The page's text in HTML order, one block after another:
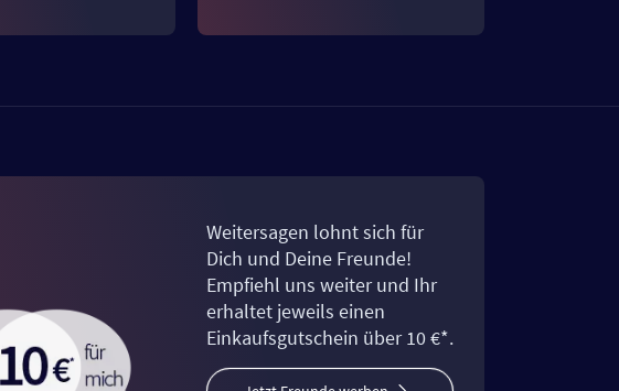
Weitersagen lohnt sich für
Dich und Deine Freunde!
Empfiehl uns weiter und Ihr
erhaltet jeweils einen
Einkaufsgutschein über 10 €*.